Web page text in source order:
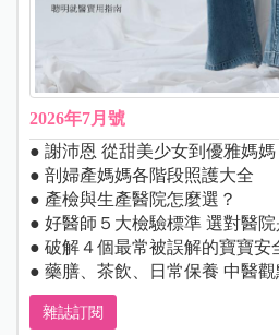
2026年7月號
● 謝沛恩 從甜美少女到優雅媽媽
● 剖婦產媽媽各階段照護大全
● 產檢與生產醫院怎麼選？
● 好醫師５大檢驗標準 選對醫
● 破解４個最常被誤解的寶寶安
● 藥膳、茶飲、日常保養 中醫
雜誌訂閱